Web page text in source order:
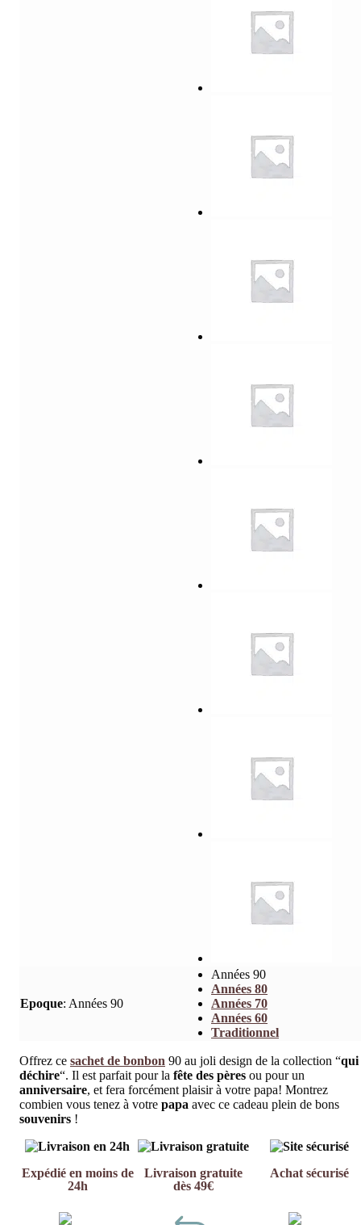
Offrez ce sachet de bonbon 90 au joli design de la collection “qui
déchire“. Il est parfait pour la fête des pères ou pour un
anniversaire, et fera forcément plaisir à votre papa! Montrez
combien vous tenez à votre papa avec ce cadeau plein de bons
souvenirs !
Epoque: Années 90
Années 90
Années 80
Années 70
Années 60
Traditionnel
Expédié en moins de
24h
Livraison gratuite
dès 49€
Achat sécurisé